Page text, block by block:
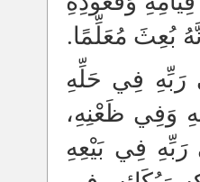
بُعِثَ مُعَلِّمًا.
رَبِّهِ فِي حَلِّهِ
وَفِي ظَعْنِهِ،
فِي بَيْعِهِ